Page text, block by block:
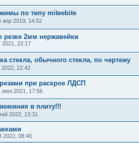
по типу miteebite
апр 2019, 14:52
резке 2мм нержавейки
2021, 22:17
стекла, обычного стекла, по чертежу
22:42
при раскрое ЛДСП
июл 2021, 17:56
в плиту!!!
2022, 13:31
2022, 08:40